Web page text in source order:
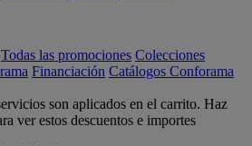
Todas las promociones Colecciones
Financiación Catálogos Conforama
son aplicados en el carrito. Haz
ver estos descuentos e importes